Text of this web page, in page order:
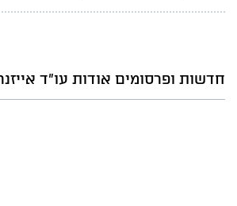
חדשות ופרסומים אודות עו"ד